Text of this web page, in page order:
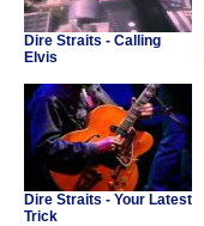
Dire Straits - Calling
Elvis
Dire Straits - Your Latest
Trick